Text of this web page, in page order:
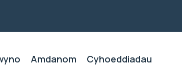
Amdanom Cyhoeddiadau